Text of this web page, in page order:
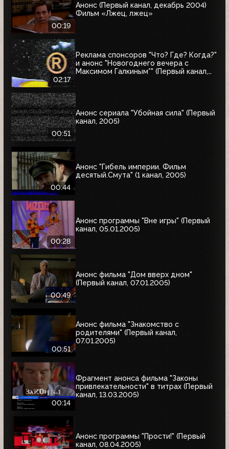
00:19
Анонс (Первый канал, декабрь 2004)
Фильм «Лжец, лжец»
02:17
Реклама спонсоров "Что? Где? Когда?"
и анонс "Новогоднего вечера с
Максимом Галкиным*" (Первый канал,
00:51
Анонс сериала "Убойная сила" (Первый
канал, 2005)
00:44
Анонс "Гибель империи. Фильм
десятый.Смута" (1 канал, 2005)
00:28
Анонс программы "Вне игры" (Первый
канал, 05.01.2005)
00:49
Анонс фильма "Дом вверх дном"
(Первый канал, 07.01.2005)
00:51
Анонс фильма "Знакомство с
родителями" (Первый канал,
07.01.2005)
00:14
Фрагмент анонса фильма "Законы
привлекательности" в титрах (Первый
канал, 13.03.2005)
Анонс программы "Прости!" (Первый
канал, 08.04.2005)